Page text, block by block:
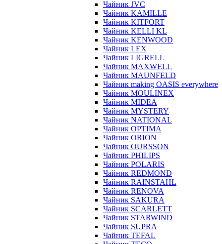
Чайник JVC
Чайник KAMILLE
Чайник KITFORT
Чайник KELLI KL
Чайник KENWOOD
Чайник LEX
Чайник LIGRELL
Чайник MAXWELL
Чайник MAUNFELD
Чайник making OASIS everywhere
Чайник MOULINEX
Чайник MIDEA
Чайник MYSTERY
Чайник NATIONAL
Чайник OPTIMA
Чайник ORION
Чайник OURSSON
Чайник PHILIPS
Чайник POLARIS
Чайник REDMOND
Чайник RAINSTAHL
Чайник RENOVA
Чайник SAKURA
Чайник SCARLETT
Чайник STARWIND
Чайник SUPRA
Чайник TEFAL